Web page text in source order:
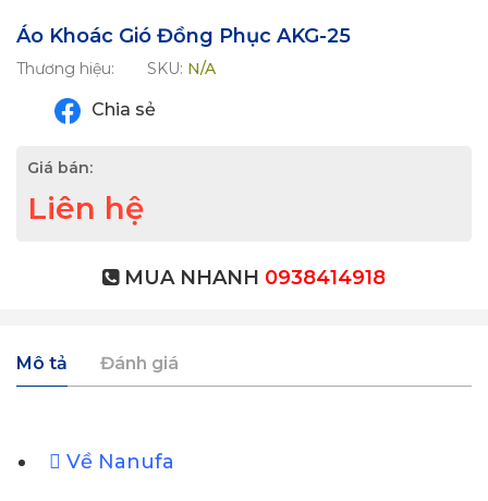
Áo Khoác Gió Đồng Phục AKG-25
Thương hiệu: SKU: N/A
Chia sẻ
Giá bán:
Liên hệ
MUA NHANH 0938414918
Mô tả Đánh giá
Về Nanufa